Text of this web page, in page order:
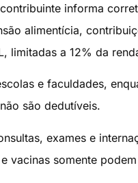
informa
alimentícia,
limitadas a 12% da
e faculdades,
são dedutíveis.
exames e
vacinas somente